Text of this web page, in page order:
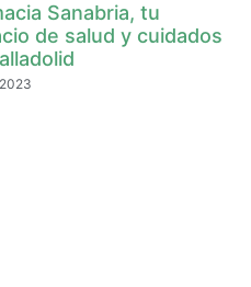
Sanabria, tu
de salud y cuidados